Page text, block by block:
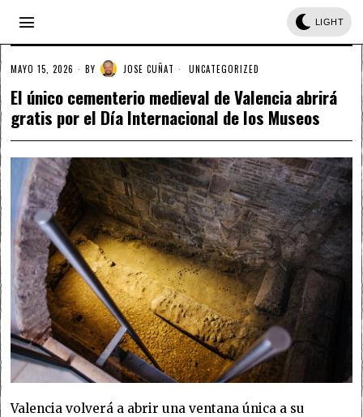
LIGHT
MAYO 15, 2026 BY JOSE CUÑAT UNCATEGORIZED
El único cementerio medieval de Valencia abrirá
gratis por el Día Internacional de los Museos
Valencia volverá a abrir una ventana única a su